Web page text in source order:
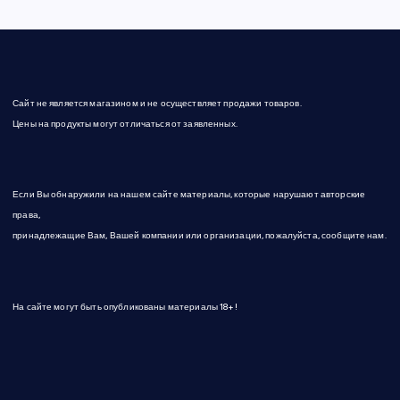
Сайт не является магазином и не осуществляет продажи товаров.
Цены на продукты могут отличаться от заявленных.
Если Вы обнаружили на нашем сайте материалы, которые нарушают авторские
права,
принадлежащие Вам, Вашей компании или организации, пожалуйста, сообщите нам.
На сайте могут быть опубликованы материалы 18+!